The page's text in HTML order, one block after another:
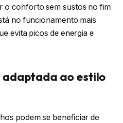
o conforto sem sustos no fim
no funcionamento mais
evita picos de energia e
adaptada ao estilo
podem se beneficiar de